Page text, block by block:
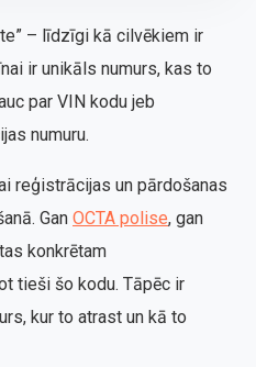
– līdzīgi kā cilvēkiem ir
ir unikāls numurs, kas to
par VIN kodu jeb
numuru.
reģistrācijas un pārdošanas
Gan OCTA polise, gan
konkrētam
tieši šo kodu. Tāpēc ir
kur to atrast un kā to